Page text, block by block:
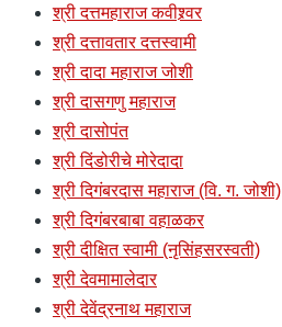
श्री दत्तमहाराज कवीश्र्वर
श्री दत्तावतार दत्तस्वामी
श्री दादा महाराज जोशी
श्री दासगणु महाराज
श्री दासोपंत
श्री दिंडोरीचे मोरेदादा
श्री दिगंबरदास महाराज (वि. ग. जोशी)
श्री दिगंबरबाबा वहाळकर
श्री दीक्षित स्वामी (नृसिंहसरस्वती)
श्री देवमामालेदार
श्री देवेंद्रनाथ महाराज